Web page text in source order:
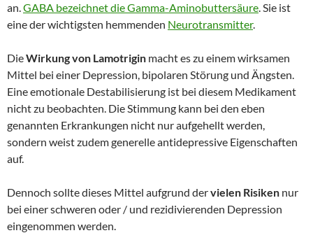
an.GABA bezeichnet die Gamma-Aminobuttersäure. Sie ist
eine der wichtigsten hemmenden Neurotransmitter.
DieWirkung von Lamotrigin macht es zu einem wirksamen
Mittel bei einer Depression, bipolaren Störung und Ängsten.
Eine emotionale Destabilisierung ist bei diesem Medikament
nicht zu beobachten. Die Stimmung kann bei den eben
genannten Erkrankungen nicht nur aufgehellt werden,
sondern weist zudem generelle antidepressive Eigenschaften
auf.
Dennoch sollte dieses Mittel aufgrund dervielen Risiken nur
bei einer schweren oder / und rezidivierenden Depression
eingenommen werden.